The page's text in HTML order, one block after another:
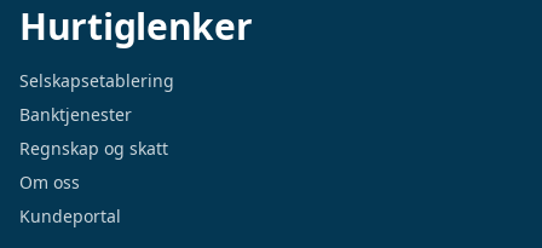
Hurtiglenker
Selskapsetablering
Banktjenester
Regnskap og skatt
Om oss
Kundeportal